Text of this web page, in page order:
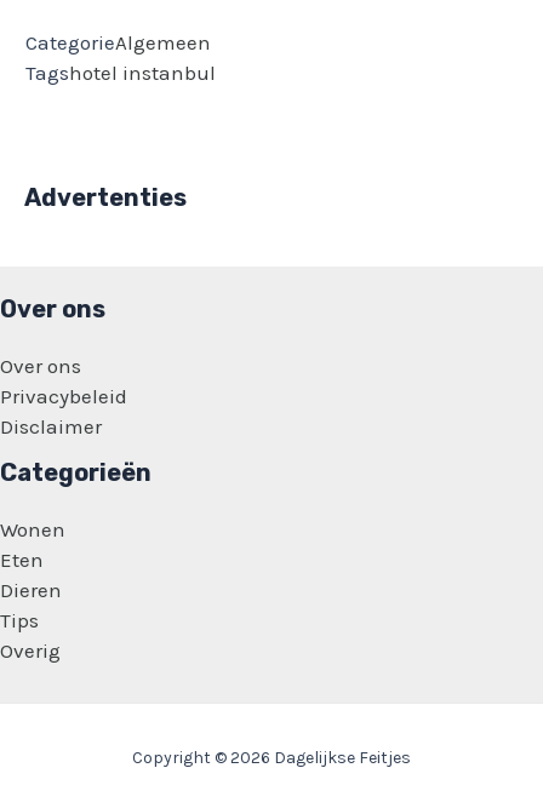
CategorieAlgemeen
Tagshotel instanbul
Advertenties
Over ons
Over ons
Privacybeleid
Disclaimer
Categorieën
Wonen
Eten
Dieren
Tips
Overig
Copyright © 2026 Dagelijkse Feitjes